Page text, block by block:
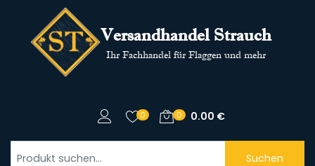
Versandhandel Strauch
Ihr Fachhandel für Flaggen und mehr
0 0 0.00 €
Suchen